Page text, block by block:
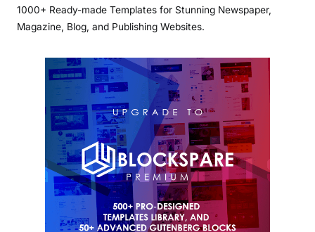
1000+ Ready-made Templates for Stunning Newspaper,
Magazine, Blog, and Publishing Websites.